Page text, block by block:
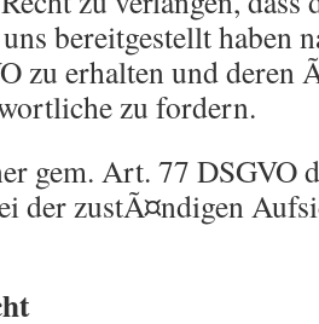
bereitgestellt haben
zu erhalten und deren
zu fordern.
gem. Art. 77 DSGVO
der zustÃ¤ndigen